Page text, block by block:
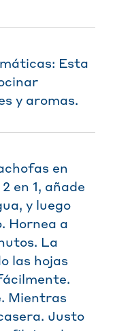
Esta
y aromas.
en
2 en 1, añade
y luego
Hornea a
La
las hojas
Mientras
Justo